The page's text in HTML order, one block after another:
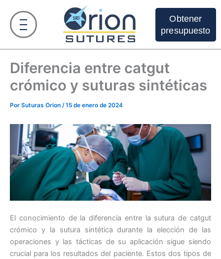
contenido
Obtener
presupuesto
Diferencia entre catgut
crómico y suturas sintéticas
Por Suturas Orion /15 de enero de 2024
El conocimiento de la diferencia entre la sutura de catgut
crómico y la sutura sintética durante la elección de las
operaciones y las tácticas de su aplicación sigue siendo
crucial para los resultados del paciente. Estos dos tipos de